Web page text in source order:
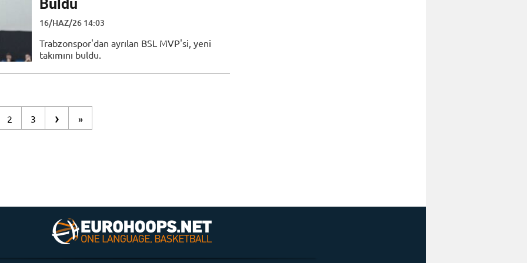
Buldu
16/HAZ/26 14:03
Trabzonspor'dan ayrılan BSL MVP'si, yeni
takımını buldu.
2 3 › »